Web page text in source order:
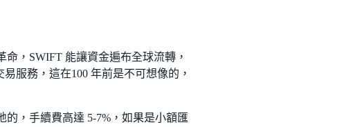
，SWIFT 能讓資金遍布全球流轉，
服務，這在100 年前是不可想像的，
，手續費高達 5-7%，如果是小額匯